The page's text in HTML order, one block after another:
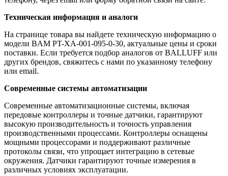
Техническая информация и аналоги
На странице товара вы найдете техническую информацию о
модели BAM PT-XA-001-095-0-30, актуальные цены и сроки
поставки. Если требуется подбор аналогов от BALLUFF или
других брендов, свяжитесь с нами по указанному телефону
или email.
Современные системы автоматизации
Современные автоматизационные системы, включая
передовые контроллеры и точные датчики, гарантируют
высокую производительность и точность управления
производственными процессами. Контроллеры оснащены
мощными процессорами и поддерживают различные
протоколы связи, что упрощает интеграцию в сетевые
окружения. Датчики гарантируют точные измерения в
различных условиях эксплуатации.